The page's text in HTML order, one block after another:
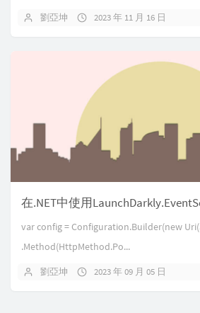
劉亞坤 2023 年 11 月 16 日
在.NET中使用
var config = Configuration.Builder(new
.Method(HttpMethod.Po...
劉亞坤 2023 年 09 月 05 日